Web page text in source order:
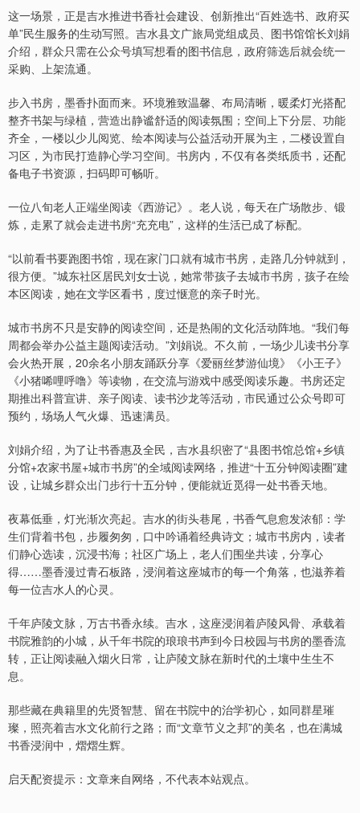
这一场景，正是吉水推进书香社会建设、创新推出“百姓选书、政府买
单”民生服务的生动写照。吉水县文广旅局党组成员、图书馆馆长刘娟
介绍，群众只需在公众号填写想看的图书信息，政府筛选后就会统一
采购、上架流通。
步入书房，墨香扑面而来。环境雅致温馨、布局清晰，暖柔灯光搭配
整齐书架与绿植，营造出静谧舒适的阅读氛围；空间上下分层、功能
齐全，一楼以少儿阅览、绘本阅读与公益活动开展为主，二楼设置自
习区，为市民打造静心学习空间。书房内，不仅有各类纸质书，还配
备电子书资源，扫码即可畅听。
一位八旬老人正端坐阅读《西游记》。老人说，每天在广场散步、锻
炼，走累了就会走进书房“充充电”，这样的生活已成了标配。
“以前看书要跑图书馆，现在家门口就有城市书房，走路几分钟就到，
很方便。”城东社区居民刘女士说，她常带孩子去城市书房，孩子在绘
本区阅读，她在文学区看书，度过惬意的亲子时光。
城市书房不只是安静的阅读空间，还是热闹的文化活动阵地。“我们每
周都会举办公益主题阅读活动。”刘娟说。不久前，一场少儿读书分享
会火热开展，20余名小朋友踊跃分享《爱丽丝梦游仙境》《小王子》
《小猪唏哩呼噜》等读物，在交流与游戏中感受阅读乐趣。书房还定
期推出科普宣讲、亲子阅读、读书沙龙等活动，市民通过公众号即可
预约，场场人气火爆、迅速满员。
刘娟介绍，为了让书香惠及全民，吉水县织密了“县图书馆总馆+乡镇
分馆+农家书屋+城市书房”的全域阅读网络，推进“十五分钟阅读圈”建
设，让城乡群众出门步行十五分钟，便能就近觅得一处书香天地。
夜幕低垂，灯光渐次亮起。吉水的街头巷尾，书香气息愈发浓郁：学
生们背着书包，步履匆匆，口中吟诵着经典诗文；城市书房内，读者
们静心选读，沉浸书海；社区广场上，老人们围坐共读，分享心
得……墨香漫过青石板路，浸润着这座城市的每一个角落，也滋养着
每一位吉水人的心灵。
千年庐陵文脉，万古书香永续。吉水，这座浸润着庐陵风骨、承载着
书院雅韵的小城，从千年书院的琅琅书声到今日校园与书房的墨香流
转，正让阅读融入烟火日常，让庐陵文脉在新时代的土壤中生生不
息。
那些藏在典籍里的先贤智慧、留在书院中的治学初心，如同群星璀
璨，照亮着吉水文化前行之路；而“文章节义之邦”的美名，也在满城
书香浸润中，熠熠生辉。
启天配资提示：文章来自网络，不代表本站观点。